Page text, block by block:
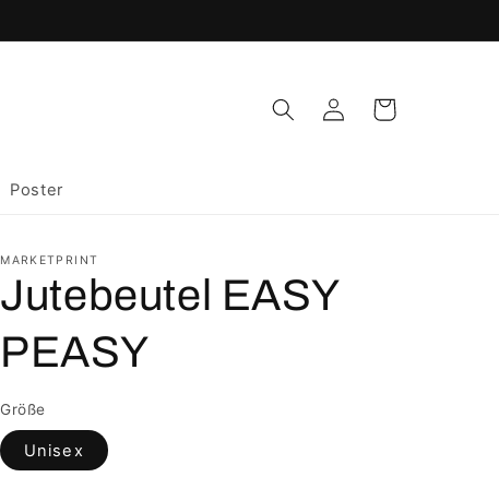
Poster
EinloggenWarenkorb
MARKETPRINT
Jutebeutel EASY
PEASY
Größe
Unisex